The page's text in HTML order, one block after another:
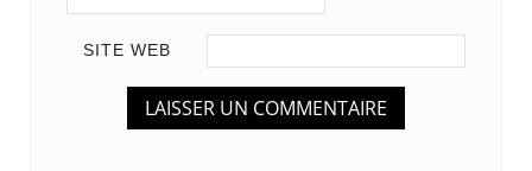
SITE WEB